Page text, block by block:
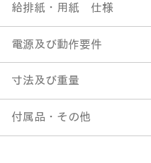
給排紙・用紙 仕様
電源及び動作要件
寸法及び重量
付属品・その他